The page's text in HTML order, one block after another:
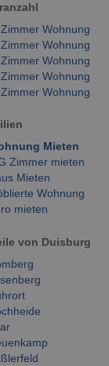
Wohnung
Wohnung
Wohnung
Wohnung
Wohnung
Mieten
Zimmer mieten
Mieten
Wohnung
mieten
von Duisburg